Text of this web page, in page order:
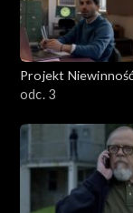
Projekt
odc. 3